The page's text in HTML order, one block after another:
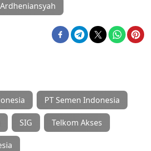
PT Semen Indonesia
SIG Telkom Akses